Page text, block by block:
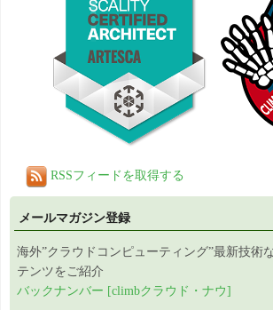
RSSフィードを取得する
メールマガジン登録
海外”クラウドコンピューティング”最新技術
テンツをご紹介
バックナンバー [climbクラウド・ナウ]